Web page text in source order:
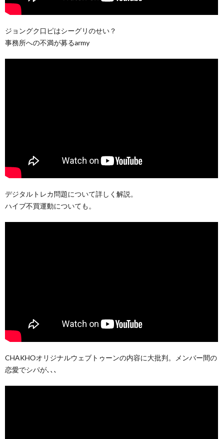
ジョングク口ピはシーグリのせい？
事務所への不満が募るarmy
デジタルトレカ問題について詳しく解説。
ハイブ不買運動についても。
CHAKHOオリジナルウェブトゥーンの内容に大批判。メンバー間の
恋愛でシパが､､､